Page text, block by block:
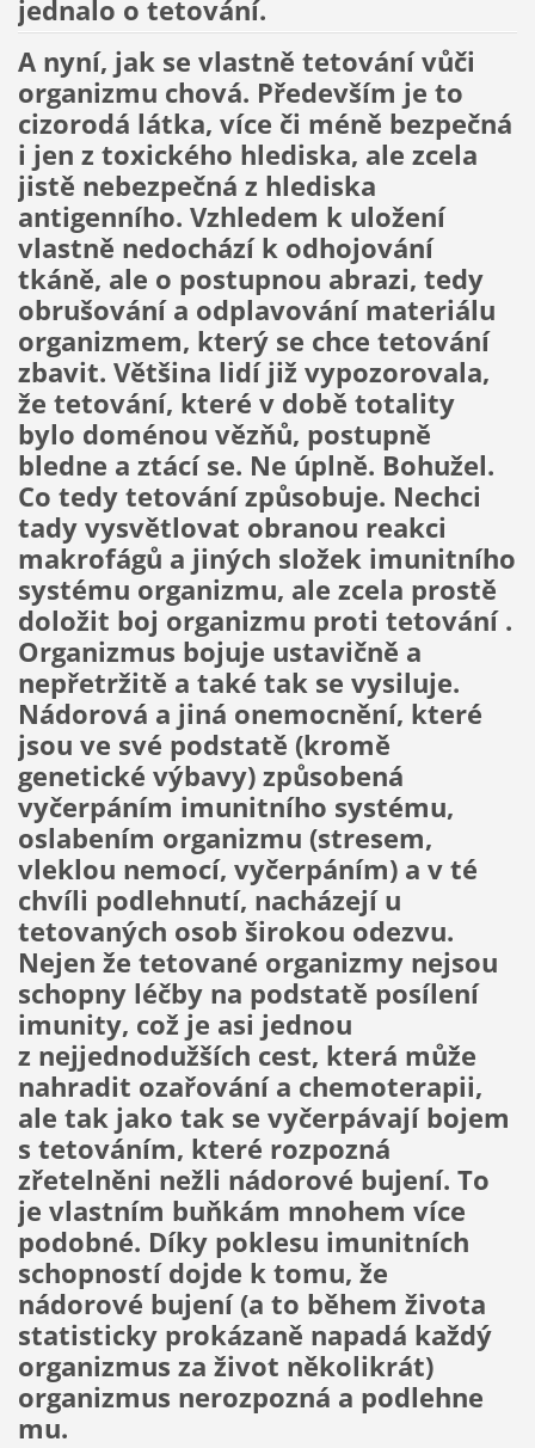
jednalo o tetování.
A nyní, jak se vlastně tetování vůči
organizmu chová. Především je to
cizorodá látka, více či méně bezpečná
i jen z toxického hlediska, ale zcela
jistě nebezpečná z hlediska
antigenního. Vzhledem k uložení
vlastně nedochází k odhojování
tkáně, ale o postupnou abrazi, tedy
obrušování a odplavování materiálu
organizmem, který se chce tetování
zbavit. Většina lidí již vypozorovala,
že tetování, které v době totality
bylo doménou vězňů, postupně
bledne a ztácí se. Ne úplně. Bohužel.
Co tedy tetování způsobuje. Nechci
tady vysvětlovat obranou reakci
makrofágů a jiných složek imunitního
systému organizmu, ale zcela prostě
doložit boj organizmu proti tetování .
Organizmus bojuje ustavičně a
nepřetržitě a také tak se vysiluje.
Nádorová a jiná onemocnění, které
jsou ve své podstatě (kromě
genetické výbavy) způsobená
vyčerpáním imunitního systému,
oslabením organizmu (stresem,
vleklou nemocí, vyčerpáním) a v té
chvíli podlehnutí, nacházejí u
tetovaných osob širokou odezvu.
Nejen že tetované organizmy nejsou
schopny léčby na podstatě posílení
imunity, což je asi jednou
z nejjednodužších cest, která může
nahradit ozařování a chemoterapii,
ale tak jako tak se vyčerpávají bojem
s tetováním, které rozpozná
zřetelněni nežli nádorové bujení. To
je vlastním buňkám mnohem více
podobné. Díky poklesu imunitních
schopností dojde k tomu, že
nádorové bujení (a to během života
statisticky prokázaně napadá každý
organizmus za život několikrát)
organizmus nerozpozná a podlehne
mu.